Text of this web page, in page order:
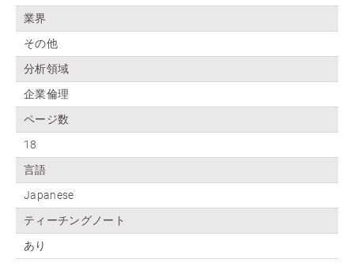
業界
その他
分析領域
企業倫理
ページ数
18
言語
Japanese
ティーチングノート
あり